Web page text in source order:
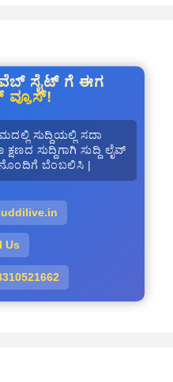
ವೆಬ್ ಸೈಟ್ ಗೆ ಈಗ
ಸುದ್ದಿಯಲ್ಲಿ ಸದಾ
ಸುದ್ದಿಗಾಗಿ ಸುದ್ದಿ ಲೈವ್
ಬೆಂಬಲಿಸಿ |
Us